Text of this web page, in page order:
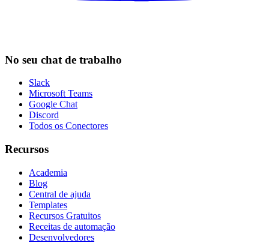
No seu chat de trabalho
Slack
Microsoft Teams
Google Chat
Discord
Todos os Conectores
Recursos
Academia
Blog
Central de ajuda
Templates
Recursos Gratuitos
Receitas de automação
Desenvolvedores